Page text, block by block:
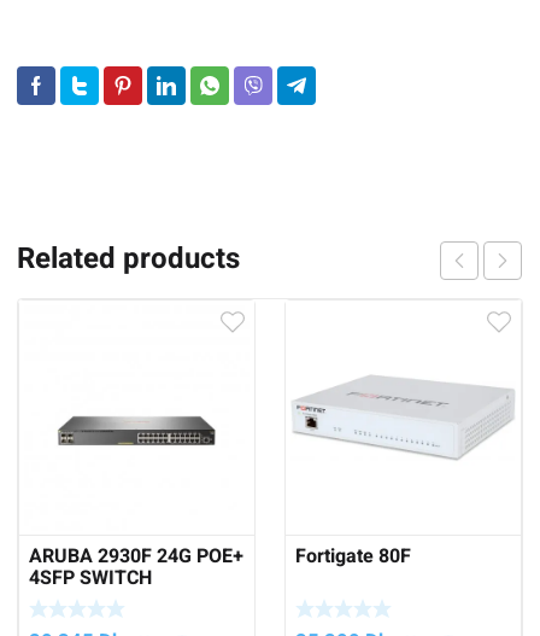
Related products
ARUBA 2930F 24G POE+
4SFP SWITCH
Fortigate 80F